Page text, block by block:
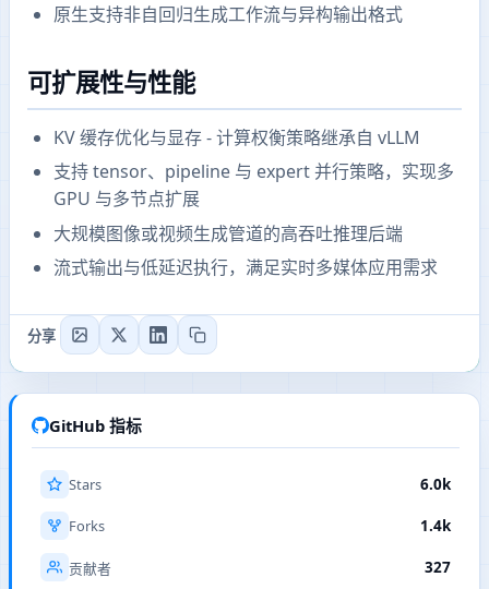
原生支持非自回归生成工作流与异构输出格式
可扩展性与性能
KV 缓存优化与显存 - 计算权衡策略继承自 vLLM
支持 tensor、pipeline 与 expert 并行策略，实现多
GPU 与多节点扩展
大规模图像或视频生成管道的高吞吐推理后端
流式输出与低延迟执行，满足实时多媒体应用需求
分享
GitHub 指标
Stars 6.0k
Forks 1.4k
贡献者 327